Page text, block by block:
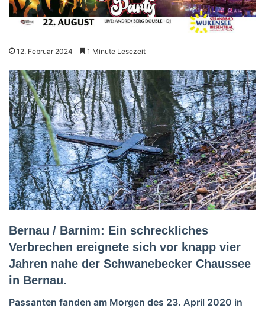
12. Februar 2024 1 Minute Lesezeit
Bernau / Barnim: Ein schreckliches
Verbrechen ereignete sich vor knapp vier
Jahren nahe der Schwanebecker Chaussee
in Bernau.
Passanten fanden am Morgen des 23. April 2020 in